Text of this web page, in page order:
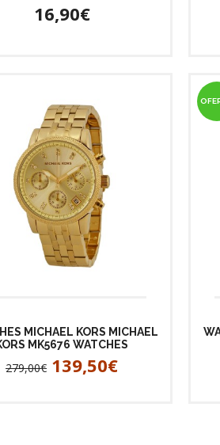
16,90€
MICHAEL KORS MICHAEL
MK5676 WATCHES
279,00€ 139,50€